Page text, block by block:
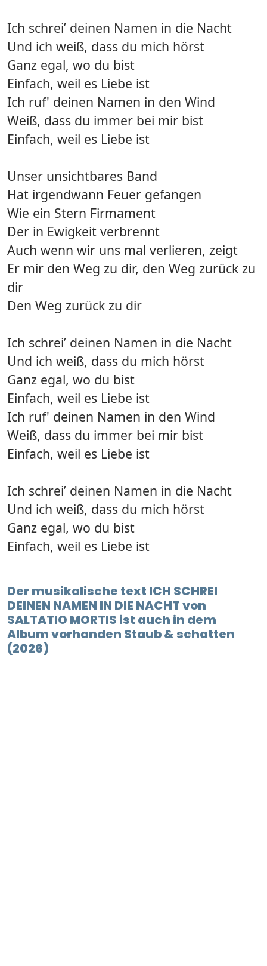
Ich schrei’ deinen Namen in die Nacht
Und ich weiß, dass du mich hörst
Ganz egal, wo du bist
Einfach, weil es Liebe ist
Ich ruf' deinen Namen in den Wind
Weiß, dass du immer bei mir bist
Einfach, weil es Liebe ist
Unser unsichtbares Band
Hat irgendwann Feuer gefangen
Wie ein Stern Firmament
Der in Ewigkeit verbrennt
Auch wenn wir uns mal verlieren, zeigt
Er mir den Weg zu dir, den Weg zurück zu
dir
Den Weg zurück zu dir
Ich schrei’ deinen Namen in die Nacht
Und ich weiß, dass du mich hörst
Ganz egal, wo du bist
Einfach, weil es Liebe ist
Ich ruf' deinen Namen in den Wind
Weiß, dass du immer bei mir bist
Einfach, weil es Liebe ist
Ich schrei’ deinen Namen in die Nacht
Und ich weiß, dass du mich hörst
Ganz egal, wo du bist
Einfach, weil es Liebe ist
Der musikalische text ICH SCHREI
DEINEN NAMEN IN DIE NACHT von
SALTATIO MORTIS ist auch in dem
Album vorhanden Staub & schatten
(2026)